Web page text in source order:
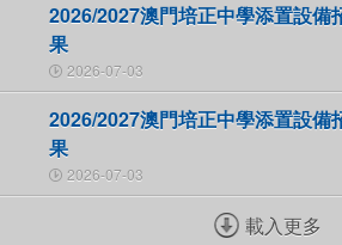
2026/2027澳門培正中學添置設備
果
2026-07-03
2026/2027澳門培正中學添置設備
果
2026-07-03
載入更多